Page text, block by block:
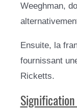
Weeghman,
Ensuite, la
fournissant
Ricketts.